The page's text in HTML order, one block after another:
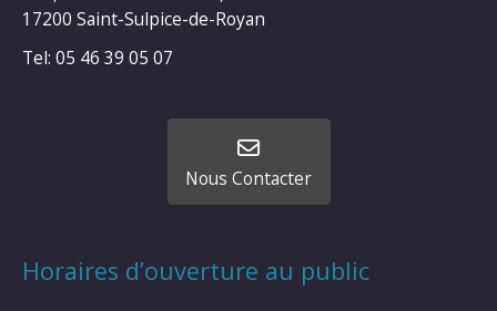
17200 Saint-Sulpice-de-Royan
Tel: 05 46 39 05 07
Nous Contacter
Horaires d’ouverture au public